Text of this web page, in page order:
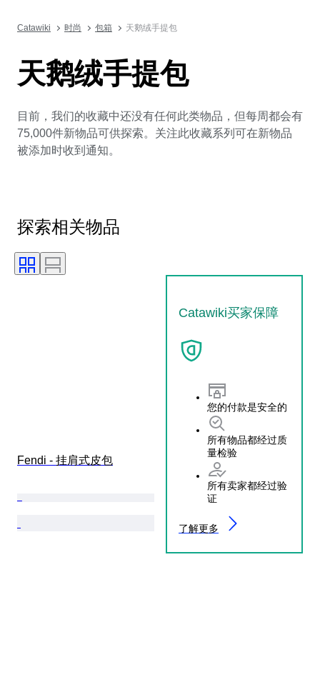
Catawiki 时尚 包箱 天鹅绒手提包
天鹅绒手提包
目前，我们的收藏中还没有任何此类物品，但每周都会有
75,000件新物品可供探索。关注此收藏系列可在新物品
被添加时收到通知。
探索相关物品
Catawiki买家保障
您的付款是安全的
所有物品都经过质
量检验
所有卖家都经过验
证
了解更多
Fendi - 挂肩式皮包